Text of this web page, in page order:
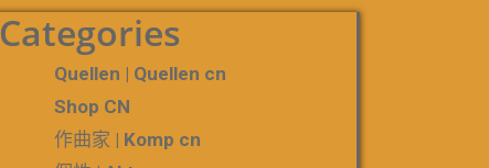
Categories
Quellen | Quellen cn
Shop CN
作曲家 | Komp cn